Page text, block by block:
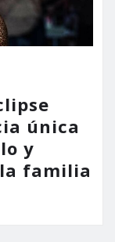
única
y
familia